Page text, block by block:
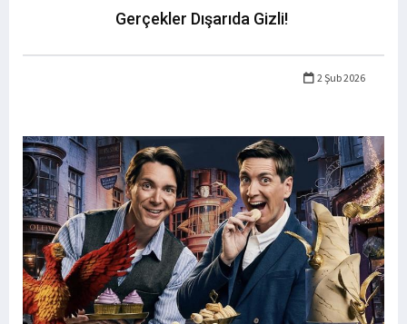
Gerçekler Dışarıda Gizli!
2 Şub 2026